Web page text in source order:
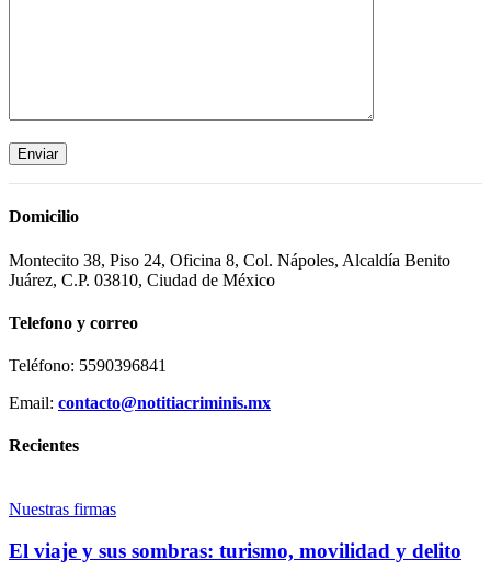
Domicilio
Montecito 38, Piso 24, Oficina 8, Col. Nápoles, Alcaldía Benito
Juárez, C.P. 03810, Ciudad de México
Telefono y correo
Teléfono: 5590396841
Email: contacto@notitiacriminis.mx
Recientes
Nuestras firmas
El viaje y sus sombras: turismo, movilidad y delito